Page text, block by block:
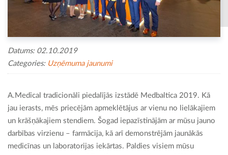
Datums: 02.10.2019
Categories: Uzņēmuma jaunumi
A.Medical tradicionāli piedalījās izstādē Medbaltica 2019. Kā
jau ierasts, mēs priecējām apmeklētājus ar vienu no lielākajiem
un krāšņākajiem stendiem. Šogad iepazīstinājām ar mūsu jauno
darbības virzienu – farmācija, kā arī demonstrējām jaunākās
medicīnas un laboratorijas iekārtas. Paldies visiem mūsu